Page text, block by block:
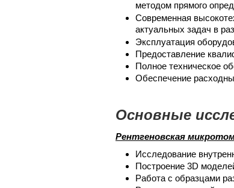
методом прямого
Современная
актуальных задач в
Эксплуатация
Предоставление
Полное техническое
Обеспечение
Основные
Рентгеновская
Исследование
Построение 3D
Работа с образцами